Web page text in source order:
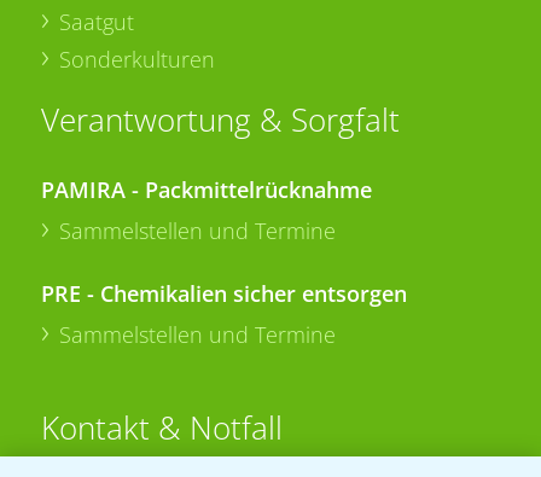
Saatgut
Sonderkulturen
Verantwortung & Sorgfalt
PAMIRA - Packmittelrücknahme
Sammelstellen und Termine
PRE - Chemikalien sicher entsorgen
Sammelstellen und Termine
Kontakt & Notfall